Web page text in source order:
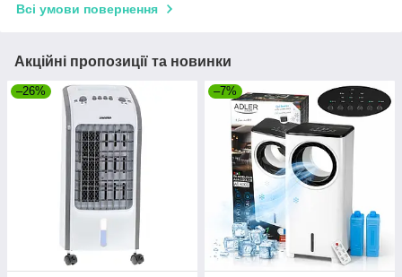
Всі умови повернення
Акційні пропозиції та новинки
–26% –7%